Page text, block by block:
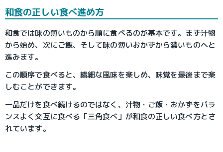
和食の正しい食べ進め方
和食では味の薄いものから順に食べるのが基本です。まず汁物
から始め、次にご飯、そして味の薄いおかずから濃いものへと
進みます。
この順序で食べると、繊細な風味を楽しめ、味覚を最後まで楽
しむことができます。
一品だけを食べ続けるのではなく、汁物・ご飯・おかずをバラ
ンスよく交互に食べる「三角食べ」が和食の正しい食べ方とさ
れています。